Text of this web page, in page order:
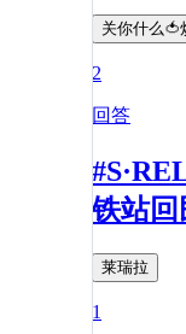
关你什么🍅
2
回答
铁站
莱瑞拉
1